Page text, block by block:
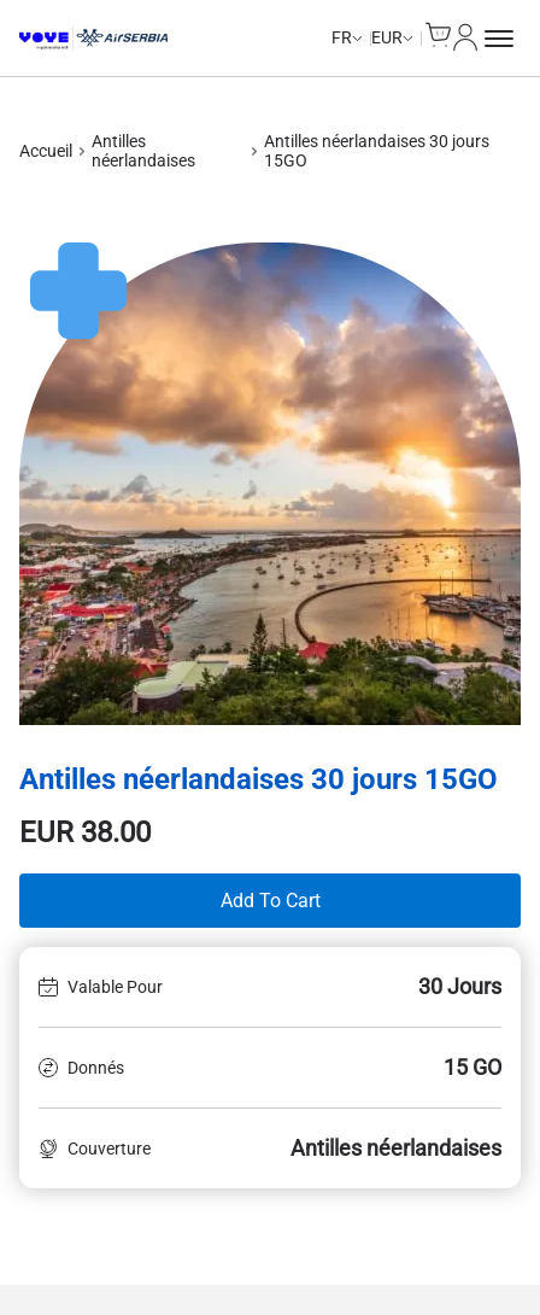
FR EUR
Accueil
Antilles
néerlandaises
Antilles néerlandaises 30 jours
15GO
Antilles néerlandaises 30 jours 15GO
EUR38.00
Add To Cart
Valable Pour 30 Jours
Donnés 15 GO
Couverture Antilles néerlandaises